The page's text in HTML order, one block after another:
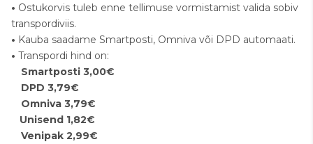
• Ostukorvis tuleb enne tellimuse vormistamist valida sobiv
transpordiviis.
• Kauba saadame Smartposti, Omniva või DPD automaati.
• Transpordi hind on:
Smartposti 3,00€
DPD 3,79€
Omniva 3,79€
Unisend 1,82€
Venipak 2,99€